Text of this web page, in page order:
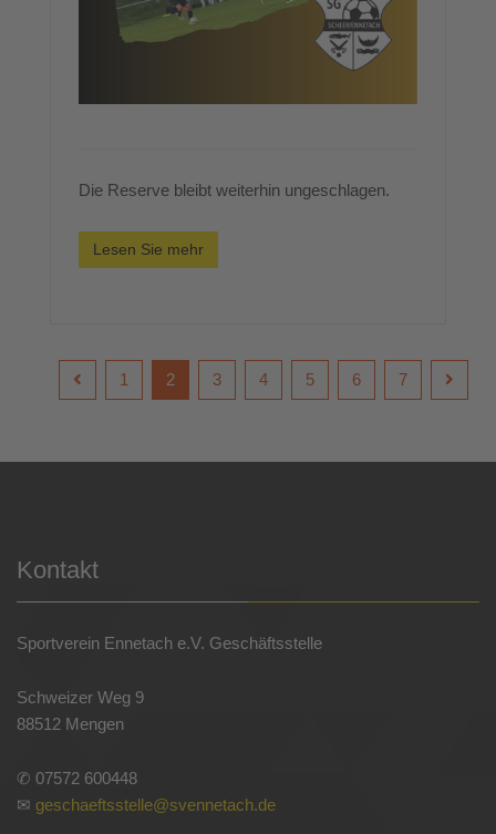
Die Reserve bleibt weiterhin ungeschlagen.
Lesen Sie mehr
1 2 3 4 5 6 7
Kontakt
Sportverein Ennetach e.V. Geschäftsstelle
Schweizer Weg 9
88512 Mengen
✆ 07572 600448
✉ geschaeftsstelle@svennetach.de